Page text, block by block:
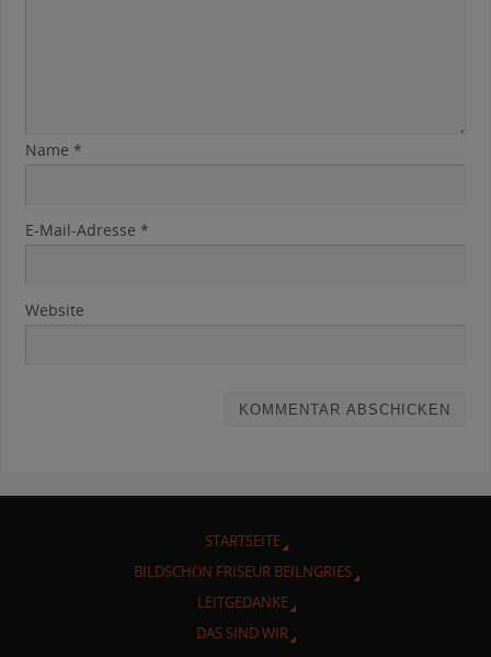
Name *
E-Mail-Adresse *
Website
STARTSEITE
BILDSCHÖN FRISEUR BEILNGRIES
LEITGEDANKE
DAS SIND WIR